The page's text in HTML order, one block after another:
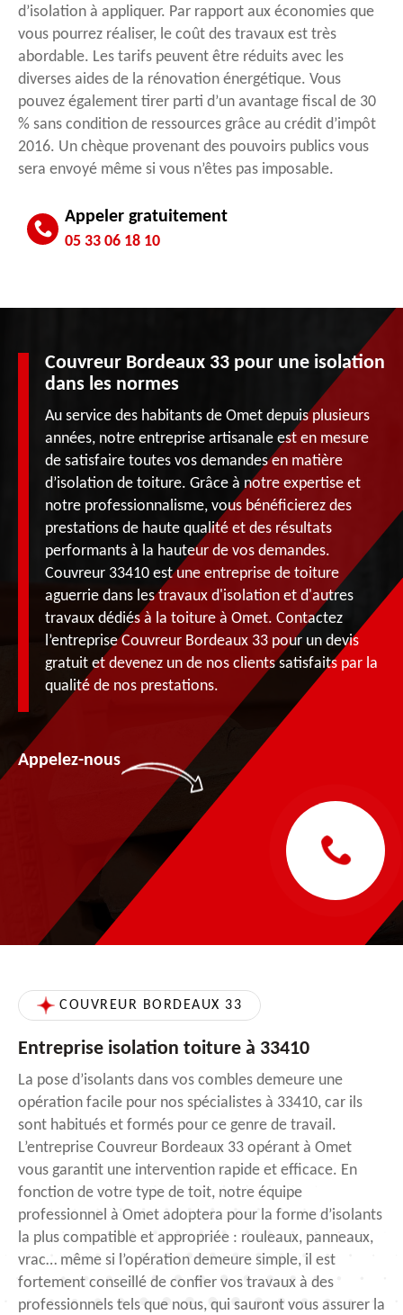
d’isolation à appliquer. Par rapport aux économies que
vous pourrez réaliser, le coût des travaux est très
abordable. Les tarifs peuvent être réduits avec les
diverses aides de la rénovation énergétique. Vous
pouvez également tirer parti d’un avantage fiscal de 30
% sans condition de ressources grâce au crédit d’impôt
2016. Un chèque provenant des pouvoirs publics vous
sera envoyé même si vous n’êtes pas imposable.
Appeler gratuitement
05 33 06 18 10
Couvreur Bordeaux 33 pour une isolation
dans les normes
Au service des habitants de Omet depuis plusieurs
années, notre entreprise artisanale est en mesure
de satisfaire toutes vos demandes en matière
d’isolation de toiture. Grâce à notre expertise et
notre professionnalisme, vous bénéficierez des
prestations de haute qualité et des résultats
performants à la hauteur de vos demandes.
Couvreur 33410 est une entreprise de toiture
aguerrie dans les travaux d'isolation et d'autres
travaux dédiés à la toiture à Omet. Contactez
l’entreprise Couvreur Bordeaux 33 pour un devis
gratuit et devenez un de nos clients satisfaits par la
qualité de nos prestations.
Appelez-nous
COUVREUR BORDEAUX 33
Entreprise isolation toiture à 33410
La pose d’isolants dans vos combles demeure une
opération facile pour nos spécialistes à 33410, car ils
sont habitués et formés pour ce genre de travail.
L’entreprise Couvreur Bordeaux 33 opérant à Omet
vous garantit une intervention rapide et efficace. En
fonction de votre type de toit, notre équipe
professionnel à Omet adoptera pour la forme d’isolants
la plus compatible et appropriée : rouleaux, panneaux,
vrac… même si l’opération demeure simple, il est
fortement conseillé de confier vos travaux à des
professionnels tels que nous, qui sauront vous assurer la